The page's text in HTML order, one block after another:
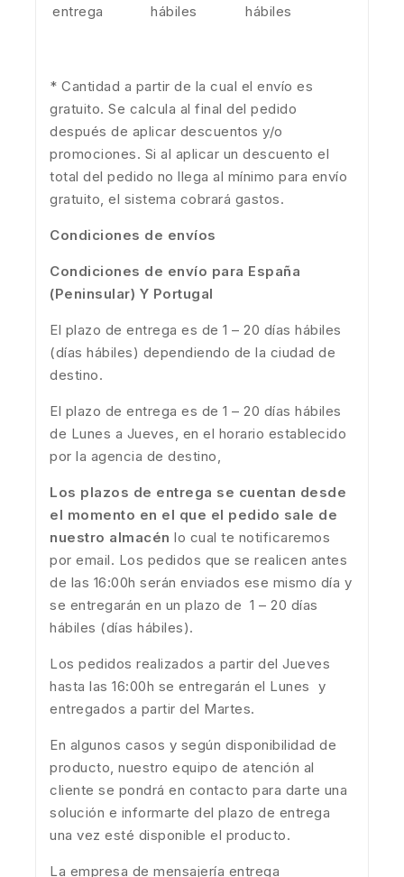
entrega
hábiles
hábiles
* Cantidad a partir de la cual el envío es
gratuito. Se calcula al final del pedido
después de aplicar descuentos y/o
promociones. Si al aplicar un descuento el
total del pedido no llega al mínimo para envío
gratuito, el sistema cobrará gastos.
Condiciones de envíos
Condiciones de envío para España
(Peninsular) Y Portugal
El plazo de entrega es de 1 – 20 días hábiles
(días hábiles) dependiendo de la ciudad de
destino.
El plazo de entrega es de 1 – 20 días hábiles
de Lunes a Jueves, en el horario establecido
por la agencia de destino,
Los plazos de entrega se cuentan desde
el momento en el que el pedido sale de
nuestro almacén lo cual te notificaremos
por email. Los pedidos que se realicen antes
de las 16:00h serán enviados ese mismo día y
se entregarán en un plazo de 1 – 20 días
hábiles (días hábiles).
Los pedidos realizados a partir del Jueves
hasta las 16:00h se entregarán el Lunes y
entregados a partir del Martes.
En algunos casos y según disponibilidad de
producto, nuestro equipo de atención al
cliente se pondrá en contacto para darte una
solución e informarte del plazo de entrega
una vez esté disponible el producto.
La empresa de mensajería entrega